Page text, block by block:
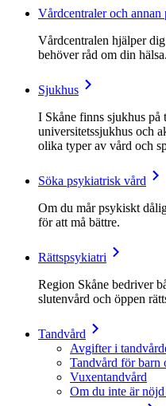
Vårdcentraler och annan
Vårdcentralen hjälper
behöver råd om din hälsa.
Sjukhus
I Skåne finns sjukhus på
universitetssjukhus och
olika typer av vård och
Söka psykiatrisk vård
Om du mår psykiskt
för att må bättre.
Rättspsykiatri
Region Skåne bedriver
slutenvård och öppen
Tandvård
Avgifter i
Tandvård för barn
Vuxentandvård
Om du inte är